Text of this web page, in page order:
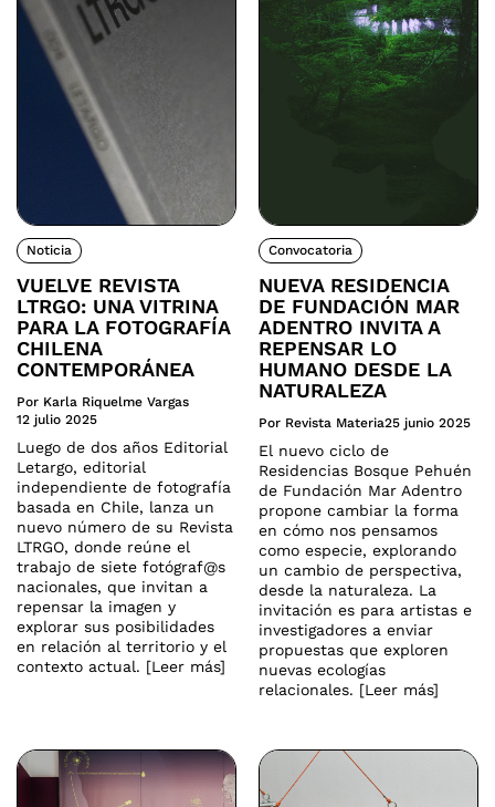
Noticia
VUELVE REVISTA
LTRGO: UNA VITRINA
PARA LA FOTOGRAFÍA
CHILENA
CONTEMPORÁNEA
Por Karla Riquelme Vargas
12 julio 2025
Luego de dos años Editorial
Letargo, editorial
independiente de fotografía
basada en Chile, lanza un
nuevo número de su Revista
LTRGO, donde reúne el
trabajo de siete fotógraf@s
nacionales, que invitan a
repensar la imagen y
explorar sus posibilidades
en relación al territorio y el
contexto actual. [Leer más]
Convocatoria
NUEVA RESIDENCIA
DE FUNDACIÓN MAR
ADENTRO INVITA A
REPENSAR LO
HUMANO DESDE LA
NATURALEZA
Por Revista Materia25 junio 2025
El nuevo ciclo de
Residencias Bosque Pehuén
de Fundación Mar Adentro
propone cambiar la forma
en cómo nos pensamos
como especie, explorando
un cambio de perspectiva,
desde la naturaleza. La
invitación es para artistas e
investigadores a enviar
propuestas que exploren
nuevas ecologías
relacionales. [Leer más]